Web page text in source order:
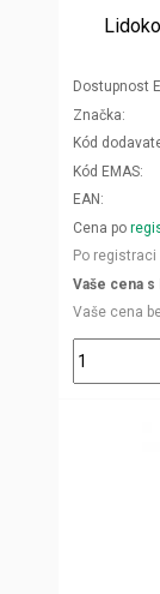
Dostupnost
Značka
Kód
Kód EMAS
EAN
Cena po
Po registraci
Vaše cena s
Vaše cena